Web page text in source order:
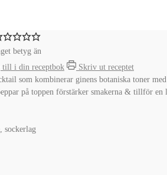
betyg än
till i din receptbok
Skriv ut receptet
som kombinerar ginens botaniska toner
på toppen förstärker smakerna & tillför
sockerlag